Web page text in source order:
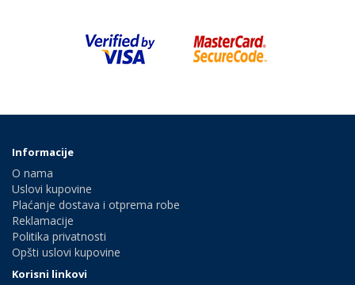
Informacije
O nama
Uslovi kupovine
Plaćanje dostava i otprema robe
Reklamacije
Politika privatnosti
Opšti uslovi kupovine
Korisni linkovi